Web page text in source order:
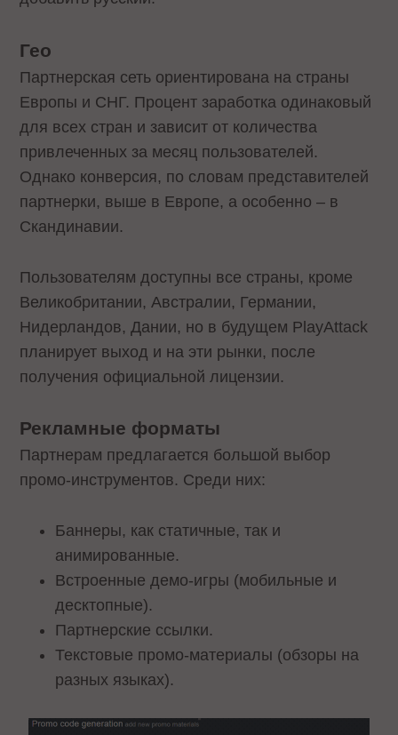
Гео
Партнерская сеть ориентирована на страны
Европы и СНГ. Процент заработка одинаковый
для всех стран и зависит от количества
привлеченных за месяц пользователей.
Однако конверсия, по словам представителей
партнерки, выше в Европе, а особенно – в
Скандинавии.
Пользователям доступны все страны, кроме
Великобритании, Австралии, Германии,
Нидерландов, Дании, но в будущем PlayAttack
планирует выход и на эти рынки, после
получения официальной лицензии.
Рекламные форматы
Партнерам предлагается большой выбор
промо-инструментов. Среди них:
Баннеры, как статичные, так и
анимированные.
Встроенные демо-игры (мобильные и
десктопные).
Партнерские ссылки.
Текстовые промо-материалы (обзоры на
разных языках).